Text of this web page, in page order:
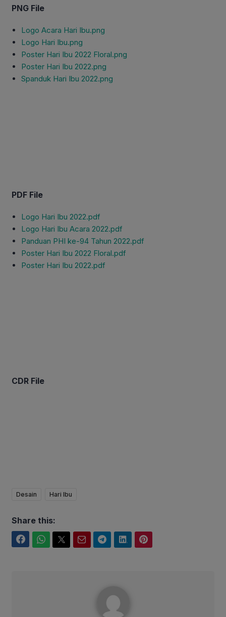
PNG File
Logo Acara Hari Ibu.png
Logo Hari Ibu.png
Poster Hari Ibu 2022 Floral.png
Poster Hari Ibu 2022.png
Spanduk Hari Ibu 2022.png
PDF File
Logo Hari Ibu 2022.pdf
Logo Hari Ibu Acara 2022.pdf
Panduan PHI ke-94 Tahun 2022.pdf
Poster Hari Ibu 2022 Floral.pdf
Poster Hari Ibu 2022.pdf
CDR File
Desain Hari Ibu
Share this: